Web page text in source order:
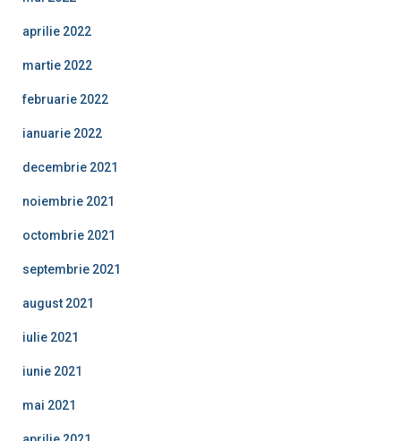
aprilie 2022
martie 2022
februarie 2022
ianuarie 2022
decembrie 2021
noiembrie 2021
octombrie 2021
septembrie 2021
august 2021
iulie 2021
iunie 2021
mai 2021